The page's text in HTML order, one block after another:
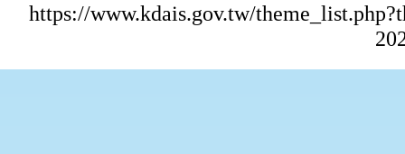
https://www.kdais.gov.tw/